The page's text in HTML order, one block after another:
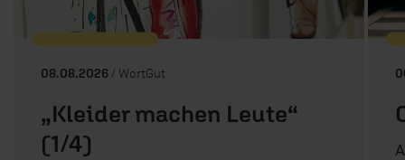
08.08.2026 / WortGut
„Kleider machen Leute“
(1/4)